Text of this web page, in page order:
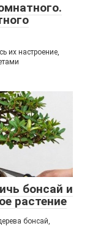
их настроение,
бонсай и
растение
бонсай,